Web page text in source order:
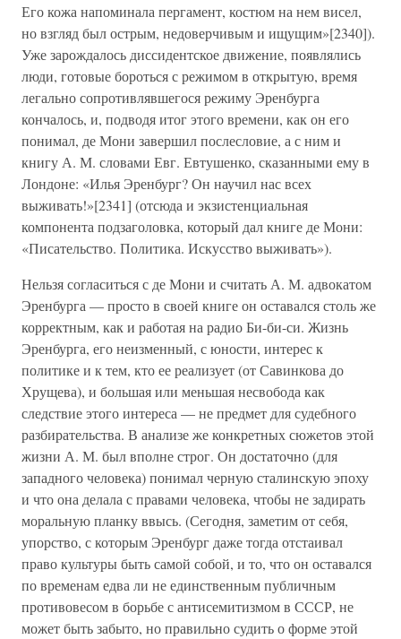
Его кожа напоминала пергамент, костюм на нем висел,
но взгляд был острым, недоверчивым и ищущим»[2340]).
Уже зарождалось диссидентское движение, появлялись
люди, готовые бороться с режимом в открытую, время
легально сопротивлявшегося режиму Эренбурга
кончалось, и, подводя итог этого времени, как он его
понимал, де Мони завершил послесловие, а с ним и
книгу А. М. словами Евг. Евтушенко, сказанными ему в
Лондоне: «Илья Эренбург? Он научил нас всех
выживать!»[2341] (отсюда и экзистенциальная
компонента подзаголовка, который дал книге де Мони:
«Писательство. Политика. Искусство выживать»).
Нельзя согласиться с де Мони и считать А. М. адвокатом
Эренбурга — просто в своей книге он оставался столь же
корректным, как и работая на радио Би-би-си. Жизнь
Эренбурга, его неизменный, с юности, интерес к
политике и к тем, кто ее реализует (от Савинкова до
Хрущева), и большая или меньшая несвобода как
следствие этого интереса — не предмет для судебного
разбирательства. В анализе же конкретных сюжетов этой
жизни А. М. был вполне строг. Он достаточно (для
западного человека) понимал черную сталинскую эпоху
и что она делала с правами человека, чтобы не задирать
моральную планку ввысь. (Сегодня, заметим от себя,
упорство, с которым Эренбург даже тогда отстаивал
право культуры быть самой собой, и то, что он оставался
по временам едва ли не единственным публичным
противовесом в борьбе с антисемитизмом в СССР, не
может быть забыто, но правильно судить о форме этой